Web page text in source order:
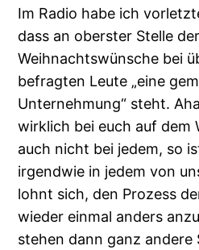
Im Radio habe ich
dass an oberster Stelle der
Weihnachtswünsche bei
befragten Leute „eine
Unternehmung“ steht.
wirklich bei euch auf dem
auch nicht bei jedem, so
irgendwie in jedem von
lohnt sich, den Prozess
wieder einmal anders
stehen dann ganz